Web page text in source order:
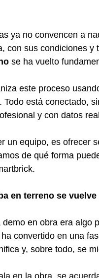
ya no convencen a
con sus condiciones y
se ha vuelto
este proceso
Todo está conectado,
y con datos
un equipo, es ofrecer
de qué forma
en terreno se
en obra era algo
convertido en una
y, sobre todo, se
en la obra, se